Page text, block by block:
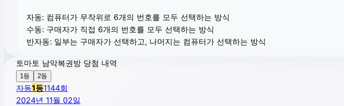
자동: 컴퓨터가 무작위로 6개의 번호를 모두 선택하는 방식
수동: 구매자가 직접 6개의 번호를 모두 선택하는 방식
반자동: 일부는 구매자가 선택하고, 나머지는 컴퓨터가 선택하는 방식
토마토 남악복권방 당첨 내역
1등 2등
자동1등1144회
2024년 11월 02일